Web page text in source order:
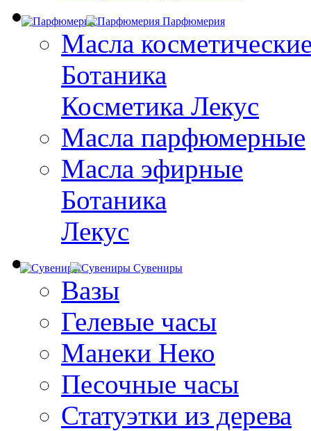
Парфюмерия
Масла
Ботаника
Косметика Лекус
Масла парфюмерные
Масла эфирные
Ботаника
Лекус
Сувениры
Вазы
Гелевые часы
Манеки Неко
Песочные часы
Статуэтки из дерева